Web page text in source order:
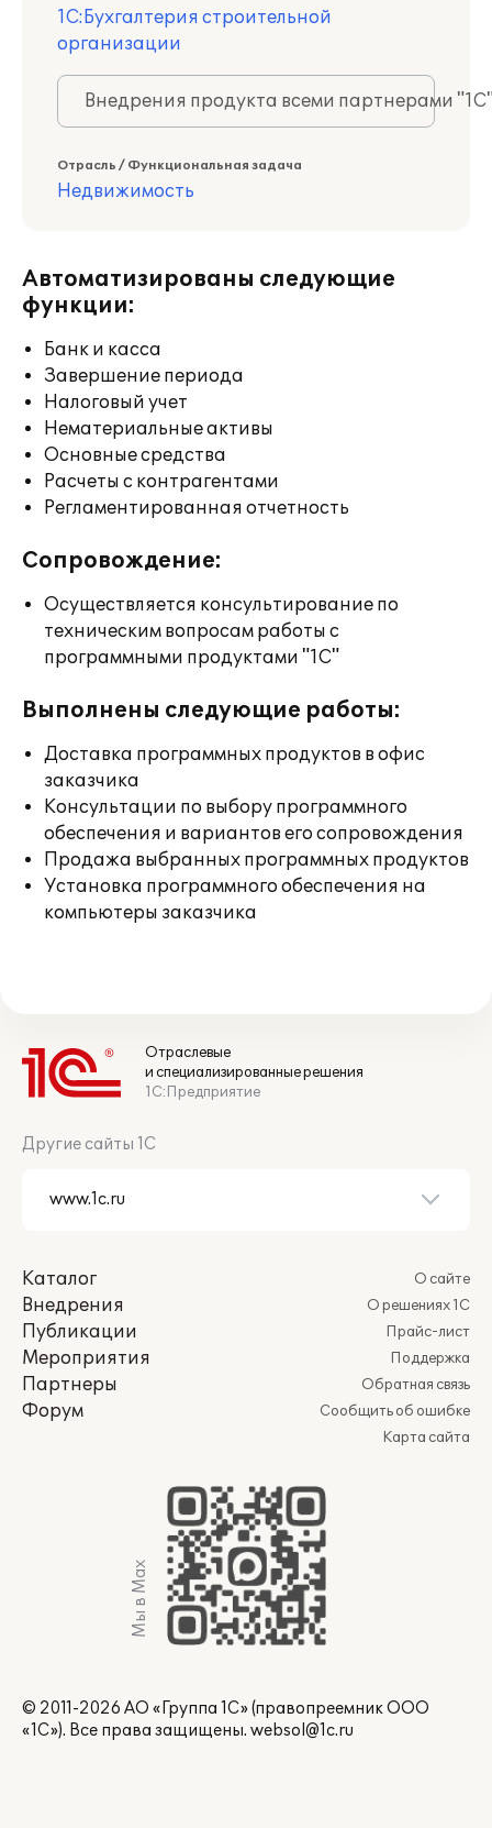
1С:Бухгалтерия строительной
организации
Внедрения продукта всеми партнерами
Отрасль / Функциональная задача
Недвижимость
Автоматизированы следующие
функции:
Банк и касса
Завершение периода
Налоговый учет
Нематериальные активы
Основные средства
Расчеты с контрагентами
Регламентированная отчетность
Сопровождение:
Осуществляется консультирование по
техническим вопросам работы с
программными продуктами "1С"
Выполнены следующие работы:
Доставка программных продуктов в офис
заказчика
Консультации по выбору программного
обеспечения и вариантов его сопровождения
Продажа выбранных программных продуктов
Установка программного обеспечения на
компьютеры заказчика
Отраслевые
и специализированные решения
1С:Предприятие
Другие сайты 1С
Каталог
Внедрения
Публикации
Мероприятия
Партнеры
Форум
О сайте
О решениях 1С
Прайс-лист
Поддержка
Обратная связь
Сообщить об ошибке
Карта сайта
Мы в Max
© 2011-2026 АО «Группа 1С» (правопреемник ООО
«1С»). Все права защищены. websol@1c.ru